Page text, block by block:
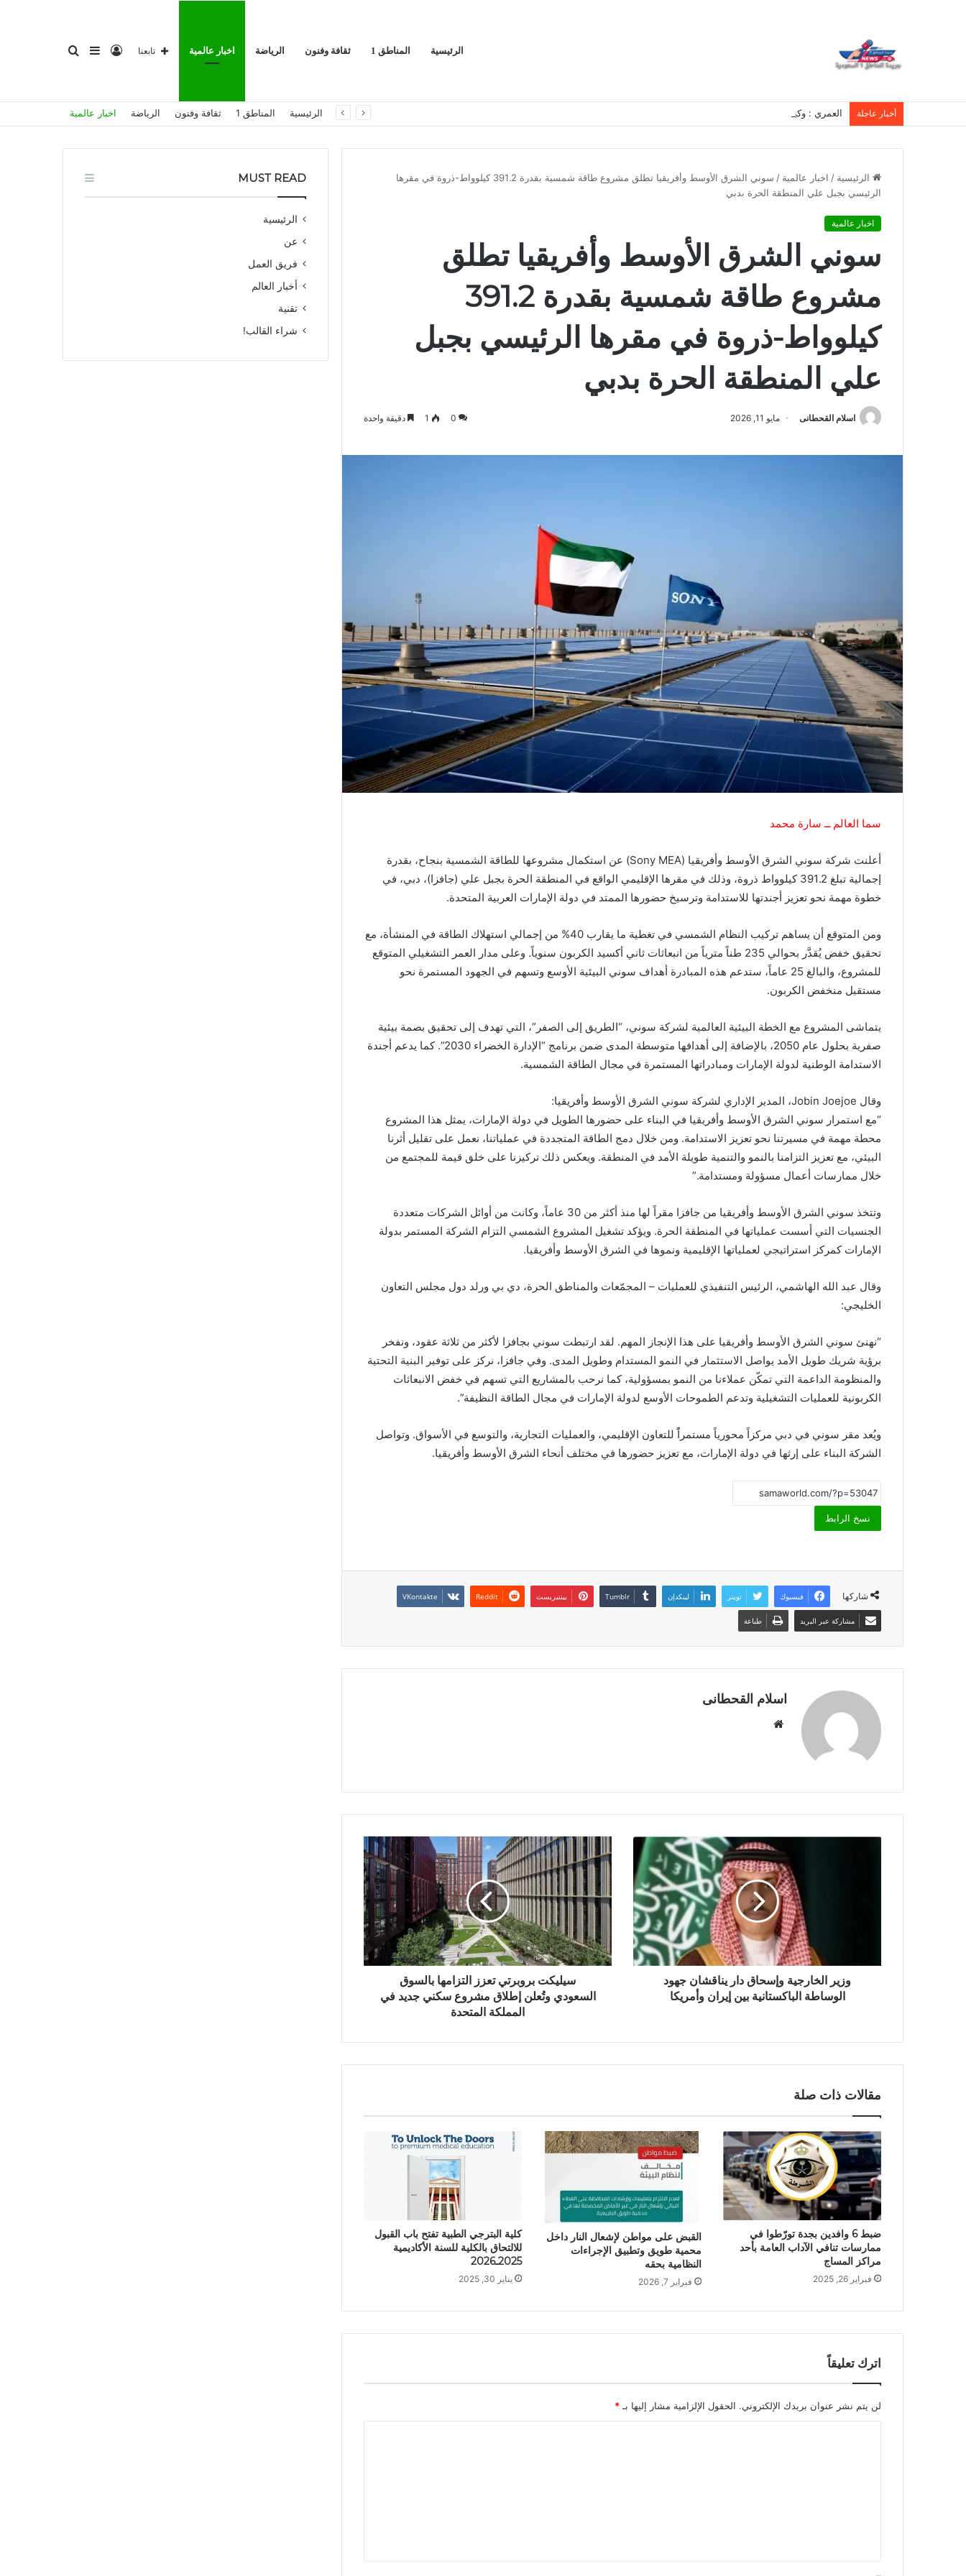
الرئيسية المناطق 1 ثقافة وفنون الرياضة اخبار عالمية
عن
إضافة
عمود
تسجيل
الدخول
تابعنا
أخبار عاجلة العمري : وكيلا بمنظمة الامم المتحدة للتدريب والاعلام ال UN MTC بالمملكة ودول الخليج العربي الرئيسية المناطق 1 ثقافة وفنون الرياضة اخبار عالمية
الرئيسية / اخبار عالمية /
سوني الشرق الأوسط وأفريقيا تطلق مشروع طاقة شمسية بقدرة 391.2 كيلوواط-ذروة في مقرها
الرئيسي بجبل علي المنطقة الحرة بدبي
اخبار عالمية
سوني الشرق الأوسط وأفريقيا تطلق
مشروع طاقة شمسية بقدرة 391.2
كيلوواط-ذروة في مقرها الرئيسي بجبل
علي المنطقة الحرة بدبي
اسلام القحطانى مايو 11, 2026 0
1 دقيقة واحدة
سما العالم ــ سارة محمد
أعلنت شركة سوني الشرق الأوسط وأفريقيا (Sony MEA) عن استكمال مشروعها للطاقة الشمسية بنجاح، بقدرة
إجمالية تبلغ 391.2 كيلوواط ذروة، وذلك في مقرها الإقليمي الواقع في المنطقة الحرة بجبل علي (جافزا)، دبي، في
خطوة مهمة نحو تعزيز أجندتها للاستدامة وترسيخ حضورها الممتد في دولة الإمارات العربية المتحدة.
ومن المتوقع أن يساهم تركيب النظام الشمسي في تغطية ما يقارب 40% من إجمالي استهلاك الطاقة في المنشأة، مع
تحقيق خفض يُقدَّر بحوالي 235 طناً مترياً من انبعاثات ثاني أكسيد الكربون سنوياً. وعلى مدار العمر التشغيلي المتوقع
للمشروع، والبالغ 25 عاماً، ستدعم هذه المبادرة أهداف سوني البيئية الأوسع وتسهم في الجهود المستمرة نحو
مستقبل منخفض الكربون.
يتماشى المشروع مع الخطة البيئية العالمية لشركة سوني، “الطريق إلى الصفر”، التي تهدف إلى تحقيق بصمة بيئية
صفرية بحلول عام 2050، بالإضافة إلى أهدافها متوسطة المدى ضمن برنامج “الإدارة الخضراء 2030”. كما يدعم أجندة
الاستدامة الوطنية لدولة الإمارات ومبادراتها المستمرة في مجال الطاقة الشمسية.
وقال Jobin Joejoe، المدير الإداري لشركة سوني الشرق الأوسط وأفريقيا:
“مع استمرار سوني الشرق الأوسط وأفريقيا في البناء على حضورها الطويل في دولة الإمارات، يمثل هذا المشروع
محطة مهمة في مسيرتنا نحو تعزيز الاستدامة. ومن خلال دمج الطاقة المتجددة في عملياتنا، نعمل على تقليل أثرنا
البيئي، مع تعزيز التزامنا بالنمو والتنمية طويلة الأمد في المنطقة. ويعكس ذلك تركيزنا على خلق قيمة للمجتمع من
خلال ممارسات أعمال مسؤولة ومستدامة.”
وتتخذ سوني الشرق الأوسط وأفريقيا من جافزا مقراً لها منذ أكثر من 30 عاماً، وكانت من أوائل الشركات متعددة
الجنسيات التي أسست عملياتها في المنطقة الحرة. ويؤكد تشغيل المشروع الشمسي التزام الشركة المستمر بدولة
الإمارات كمركز استراتيجي لعملياتها الإقليمية ونموها في الشرق الأوسط وأفريقيا.
وقال عبد الله الهاشمي، الرئيس التنفيذي للعمليات – المجمّعات والمناطق الحرة، دي بي ورلد دول مجلس التعاون
الخليجي:
“نهنئ سوني الشرق الأوسط وأفريقيا على هذا الإنجاز المهم. لقد ارتبطت سوني بجافزا لأكثر من ثلاثة عقود، ونفخر
برؤية شريك طويل الأمد يواصل الاستثمار في النمو المستدام وطويل المدى. وفي جافزا، نركز على توفير البنية التحتية
والمنظومة الداعمة التي تمكّن عملاءنا من النمو بمسؤولية، كما نرحب بالمشاريع التي تسهم في خفض الانبعاثات
الكربونية للعمليات التشغيلية وتدعم الطموحات الأوسع لدولة الإمارات في مجال الطاقة النظيفة”.
ويُعد مقر سوني في دبي مركزاً محورياً مستمراًً للتعاون الإقليمي، والعمليات التجارية، والتوسع في الأسواق. وتواصل
الشركة البناء على إرثها في دولة الإمارات، مع تعزيز حضورها في مختلف أنحاء الشرق الأوسط وأفريقيا.
نسخ الرابط
شاركها فيسبوك تويتر لينكدإن بينتيريست
مشاركة عبر البريد طباعة
اسلام القحطانى
ا
ي
ب
وزير الخارجية وإسحاق دار يناقشان جهود
الوساطة الباكستانية بين إيران وأمريكا
سيليكت بروبرتي تعزز التزامها بالسوق
السعودي وتُعلن إطلاق مشروع سكني جديد في
المملكة المتحدة
مقالات ذات صلة
ضبط 6 وافدين بجدة تورّطوا في
ممارسات تنافي الآداب العامة بأحد
مراكز المساج
فبراير 26, 2025
القبض على مواطن لإشعال النار داخل
محمية طويق وتطبيق الإجراءات
النظامية بحقه
فبراير 7, 2026
كلية البترجي الطبية تفتح باب القبول
للالتحاق بالكلية للسنة الأكاديمية
2025ـ2026
يناير 30, 2025
اترك تعليقاً
لن يتم نشر عنوان بريدك الإلكتروني. الحقول الإلزامية مشار إليها بـ *
ق
MUST READ
الرئيسية
عن
فريق العمل
أخبار العالم
تقنية
شراء القالب!